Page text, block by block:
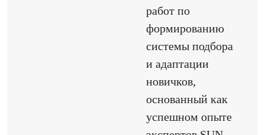
работ по
формированию
системы подбора
и адаптации
новичков,
основанный как
успешном опыте